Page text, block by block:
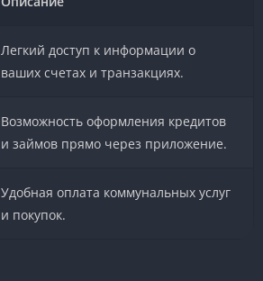
Легкий доступ к информации о
ваших счетах и транзакциях.
Возможность оформления кредитов
и займов прямо через приложение.
Удобная оплата коммунальных услуг
и покупок.